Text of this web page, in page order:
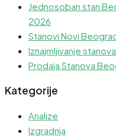
Jednosoban stan
2026
Stanovi Novi
Iznajmljivanje
Prodaja Stanova
Kategorije
Analize
Izgradnja